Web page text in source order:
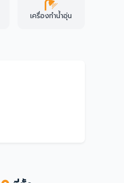
เครื่องทำน้ำอุ่น